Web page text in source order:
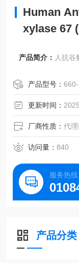
Human
xylase 67
产品简介： 人抗谷
产品型号：
更新时间：
厂商性质：代
访问量：840
服务热线
产品分类